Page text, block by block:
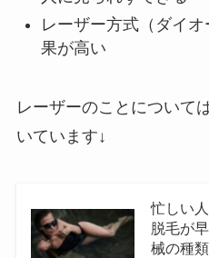
レーザー方式（ダイ
果が高い
レーザーのことについて
いています↓
忙しい
脱毛が
械の種